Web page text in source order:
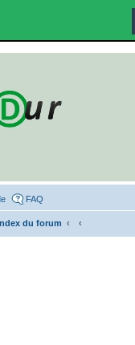
FAQ
du forum